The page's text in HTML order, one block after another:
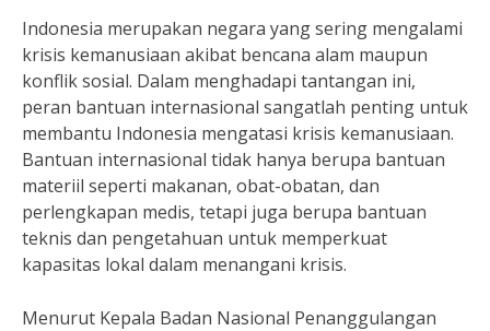
Indonesia merupakan negara yang sering mengalami
krisis kemanusiaan akibat bencana alam maupun
konflik sosial. Dalam menghadapi tantangan ini,
peran bantuan internasional sangatlah penting untuk
membantu Indonesia mengatasi krisis kemanusiaan.
Bantuan internasional tidak hanya berupa bantuan
materiil seperti makanan, obat-obatan, dan
perlengkapan medis, tetapi juga berupa bantuan
teknis dan pengetahuan untuk memperkuat
kapasitas lokal dalam menangani krisis.
Menurut Kepala Badan Nasional Penanggulangan